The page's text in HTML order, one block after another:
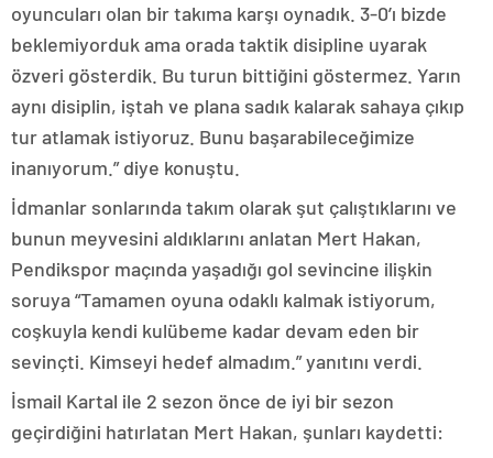
oyuncuları olan bir takıma karşı oynadık. 3-0’ı bizde
beklemiyorduk ama orada taktik disipline uyarak
özveri gösterdik. Bu turun bittiğini göstermez. Yarın
aynı disiplin, iştah ve plana sadık kalarak sahaya çıkıp
tur atlamak istiyoruz. Bunu başarabileceğimize
inanıyorum.” diye konuştu.
İdmanlar sonlarında takım olarak şut çalıştıklarını ve
bunun meyvesini aldıklarını anlatan Mert Hakan,
Pendikspor maçında yaşadığı gol sevincine ilişkin
soruya “Tamamen oyuna odaklı kalmak istiyorum,
coşkuyla kendi kulübeme kadar devam eden bir
sevinçti. Kimseyi hedef almadım.” yanıtını verdi.
İsmail Kartal ile 2 sezon önce de iyi bir sezon
geçirdiğini hatırlatan Mert Hakan, şunları kaydetti: